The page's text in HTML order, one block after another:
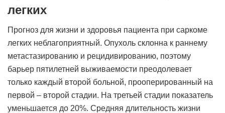
легких
Прогноз для жизни и здоровья пациента при саркоме
легких неблагоприятный. Опухоль склонна к раннему
метастазированию и рецидивированию, поэтому
барьер пятилетней выживаемости преодолевает
только каждый второй больной, прооперированный на
первой – второй стадии. На третьей стадии показатель
уменьшается до 20%. Средняя длительность жизни